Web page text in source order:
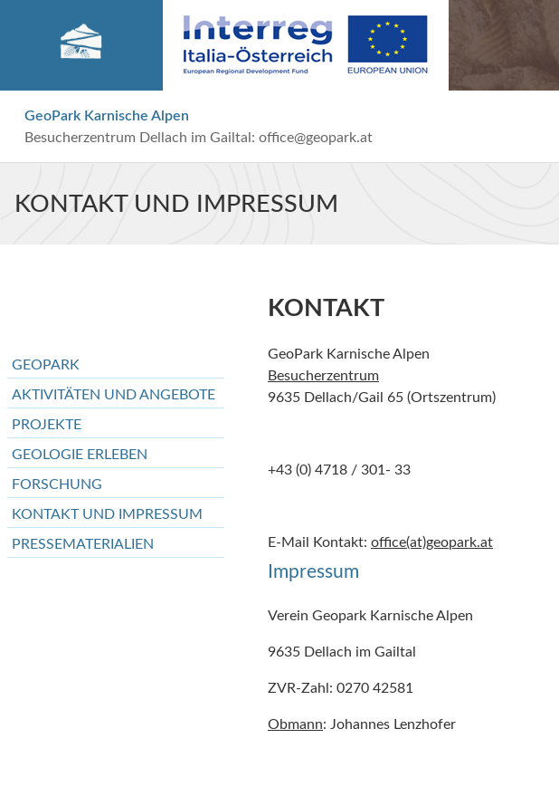
GeoPark Karnische Alpen
Besucherzentrum Dellach im Gailtal: office@geopark.at
KONTAKT UND IMPRESSUM
GEOPARK
AKTIVITÄTEN UND ANGEBOTE
PROJEKTE
GEOLOGIE ERLEBEN
FORSCHUNG
KONTAKT UND IMPRESSUM
PRESSEMATERIALIEN
KONTAKT
GeoPark Karnische Alpen
Besucherzentrum
9635 Dellach/Gail 65 (Ortszentrum)
+43 (0) 4718 / 301- 33
E-Mail Kontakt: office(at)geopark.at
Impressum
Verein Geopark Karnische Alpen
9635 Dellach im Gailtal
ZVR-Zahl: 0270 42581
Obmann: Johannes Lenzhofer